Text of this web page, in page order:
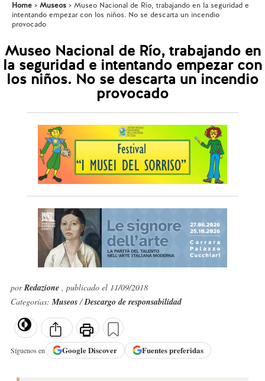
Home Museos
Museo Nacional de Río, trabajando en la seguridad e
intentando empezar con los niños. No se descarta un incendio
provocado
Museo Nacional de Río, trabajando en
la seguridad e intentando empezar con
los niños. No se descarta un incendio
provocado
porRedazione , publicado el 11/09/2018
Categorías:Museos/Descargo de responsabilidad
Síguenos en GoogleDiscover Fuentes preferidas